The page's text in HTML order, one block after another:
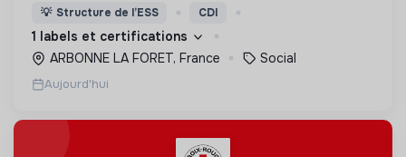
nous proposons des moyens et des lieux
d’engagement innovants et adaptés à tous.
💡 Structure de l’ESS CDI
1 labels et certifications
ARBONNE LA FORET, France
Social
Aujourd'hui